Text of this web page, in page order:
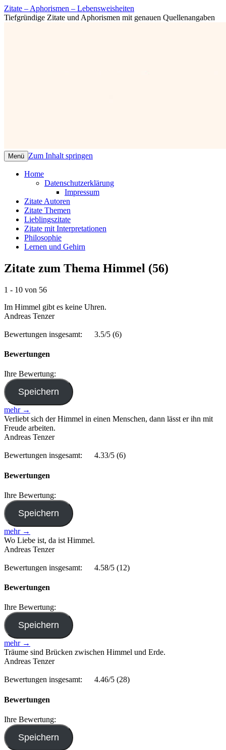
Zitate – Aphorismen – Lebensweisheiten
Tiefgründige Zitate und Aphorismen mit genauen Quellenangaben
Menü Zum Inhalt springen
Home
Datenschutzerklärung
Impressum
Zitate Autoren
Zitate Themen
Lieblingszitate
Zitate mit Interpretationen
Philosophie
Lernen und Gehirn
Zitate zum Thema Himmel (56)
1 - 10 von 56
Im Himmel gibt es keine Uhren.
Andreas Tenzer
Bewertungen insgesamt: 3.5/5 (6)
Bewertungen
Ihre Bewertung:
mehr →
Verliebt sich der Himmel in einen Menschen, dann lässt er ihn mit
Freude arbeiten.
Andreas Tenzer
Bewertungen insgesamt: 4.33/5 (6)
Bewertungen
Ihre Bewertung:
mehr →
Wo Liebe ist, da ist Himmel.
Andreas Tenzer
Bewertungen insgesamt: 4.58/5 (12)
Bewertungen
Ihre Bewertung:
mehr →
Träume sind Brücken zwischen Himmel und Erde.
Andreas Tenzer
Bewertungen insgesamt: 4.46/5 (28)
Bewertungen
Ihre Bewertung: